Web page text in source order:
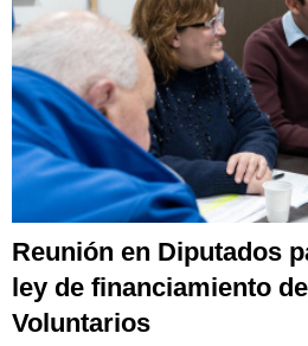
Reunión en Diputados
ley de financiamiento
Voluntarios